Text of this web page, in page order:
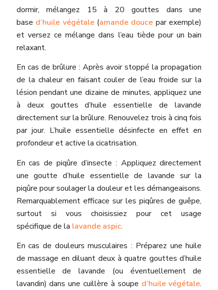
dormir, mélangez 15 à 20 gouttes dans une
base d’huile végétale (amande douce par exemple)
et versez ce mélange dans l’eau tiède pour un bain
relaxant.
En cas de brûlure : Après avoir stoppé la propagation
de la chaleur en faisant couler de l’eau froide sur la
lésion pendant une dizaine de minutes, appliquez une
à deux gouttes d’huile essentielle de lavande
directement sur la brûlure. Renouvelez trois à cinq fois
par jour. L’huile essentielle désinfecte en effet en
profondeur et active la cicatrisation.
En cas de piqûre d’insecte : Appliquez directement
une goutte d’huile essentielle de lavande sur la
piqûre pour soulager la douleur et les démangeaisons.
Remarquablement efficace sur les piqûres de guêpe,
surtout si vous choisissiez pour cet usage
spécifique de la lavande aspic.
En cas de douleurs musculaires : Préparez une huile
de massage en diluant deux à quatre gouttes d’huile
essentielle de lavande (ou éventuellement de
lavandin) dans une cuillère à soupe d’huile végétale.